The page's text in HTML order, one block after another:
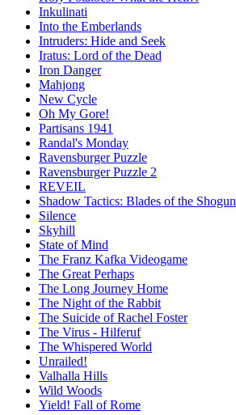
Inkulinati
Into the Emberlands
Intruders: Hide and Seek
Iratus: Lord of the Dead
Iron Danger
Mahjong
New Cycle
Oh My Gore!
Partisans 1941
Randal's Monday
Ravensburger Puzzle
Ravensburger Puzzle 2
REVEIL
Shadow Tactics: Blades of the Shogun
Silence
Skyhill
State of Mind
The Franz Kafka Videogame
The Great Perhaps
The Long Journey Home
The Night of the Rabbit
The Suicide of Rachel Foster
The Virus - Hilferuf
The Whispered World
Unrailed!
Valhalla Hills
Wild Woods
Yield! Fall of Rome